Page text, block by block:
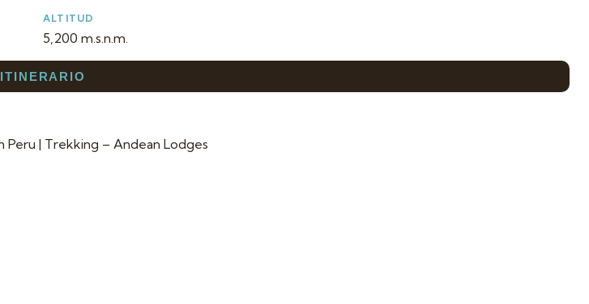
ALTITUD
5,200 m.s.n.m.
ITINERARIO